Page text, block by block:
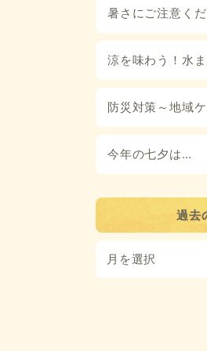
暑さにご注意くだ
涼を味わう！水
防災対策～地域
今年の七夕は…
過去
月を選択